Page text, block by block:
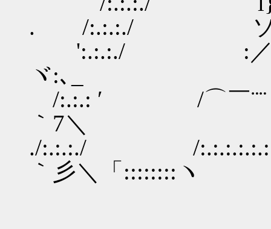
. /:.:.:./ ソ
':.:.:./ :
ヾ:､_
/:.:.: ′ /⌒￣¨¨
｀7＼
./:.:.:./ /
｀彡＼「::::::::ヽ